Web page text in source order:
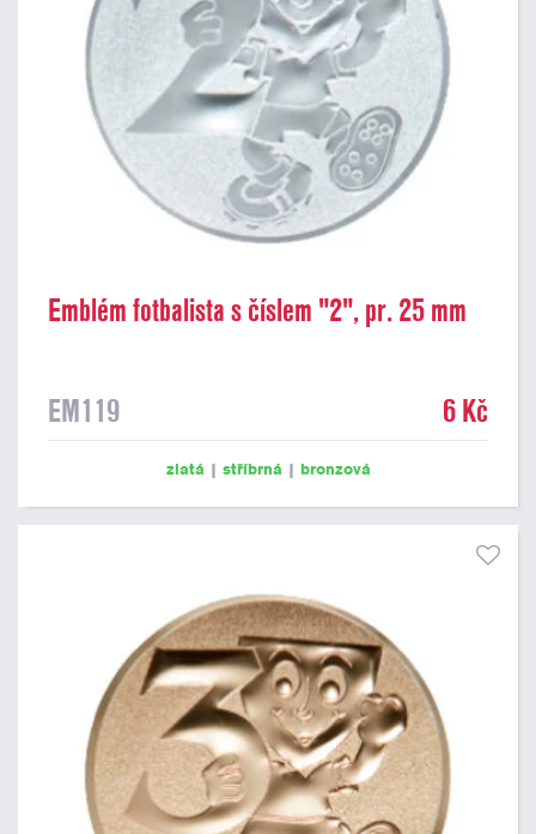
Emblém fotbalista s číslem "2", pr. 25 mm
EM119 6 Kč
zlatá | stříbrná | bronzová